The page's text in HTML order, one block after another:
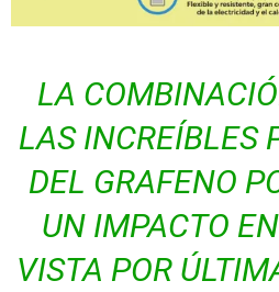
LA
LAS INCREÍBLES
DEL GRAFENO
UN IMPACTO
VISTA POR